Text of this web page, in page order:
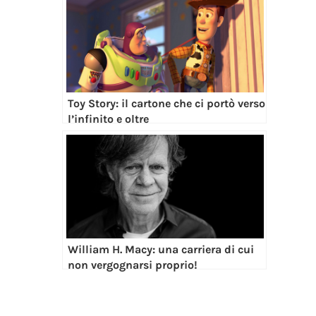
Toy Story: il cartone che ci portò verso
l’infinito e oltre
William H. Macy: una carriera di cui
non vergognarsi proprio!